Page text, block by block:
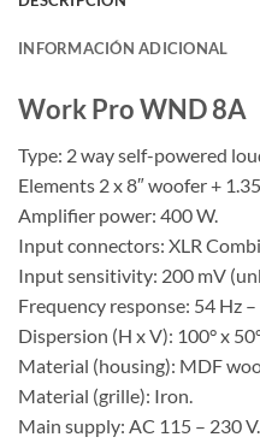
INFORMACIÓN ADICIONAL
Work Pro WND 8A
Type: 2 way self-powered
Elements 2 x 8″ woofer +
Amplifier power: 400 W.
Input connectors: XLR
Input sensitivity: 200 mV
Frequency response: 54 Hz
Dispersion (H x V): 100° x
Material (housing): MDF
Material (grille): Iron.
Main supply: AC 115 – 230 V.